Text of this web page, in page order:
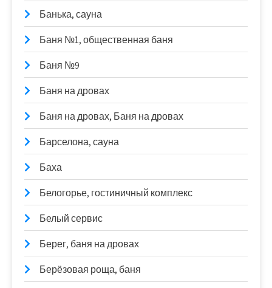
Банька, сауна
Баня №1, общественная баня
Баня №9
Баня на дровах
Баня на дровах, Баня на дровах
Барселона, сауна
Баха
Белогорье, гостиничный комплекс
Белый сервис
Берег, баня на дровах
Берёзовая роща, баня